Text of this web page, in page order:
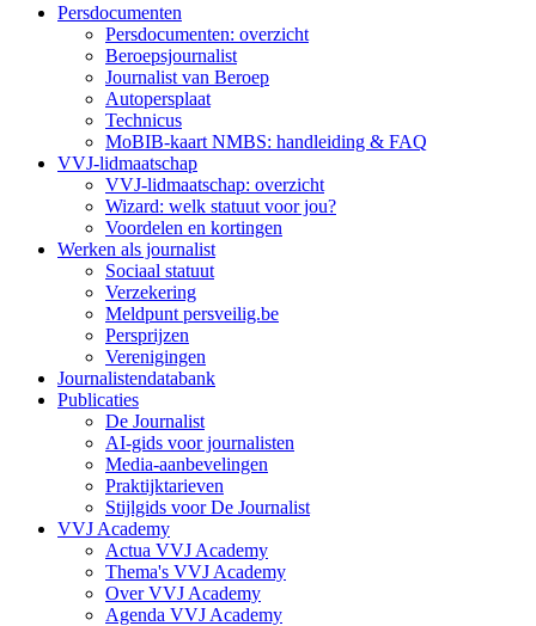
Hoofdnavigatie
Persdocumenten
Persdocumenten: overzicht
Beroepsjournalist
Journalist van Beroep
Autopersplaat
Technicus
MoBIB-kaart NMBS: handleiding & FAQ
VVJ-lidmaatschap
VVJ-lidmaatschap: overzicht
Wizard: welk statuut voor jou?
Voordelen en kortingen
Werken als journalist
Sociaal statuut
Verzekering
Meldpunt persveilig.be
Persprijzen
Verenigingen
Journalistendatabank
Publicaties
De Journalist
AI-gids voor journalisten
Media-aanbevelingen
Praktijktarieven
Stijlgids voor De Journalist
VVJ Academy
Actua VVJ Academy
Thema's VVJ Academy
Over VVJ Academy
Agenda VVJ Academy